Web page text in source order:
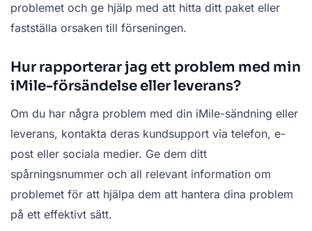
problemet och ge hjälp med att hitta ditt paket eller
fastställa orsaken till förseningen.
Hur rapporterar jag ett problem med min
iMile-försändelse eller leverans?
Om du har några problem med din iMile-sändning eller
leverans, kontakta deras kundsupport via telefon, e-
post eller sociala medier. Ge dem ditt
spårningsnummer och all relevant information om
problemet för att hjälpa dem att hantera dina problem
på ett effektivt sätt.